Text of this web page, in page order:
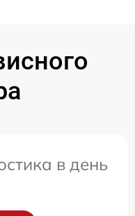
в день